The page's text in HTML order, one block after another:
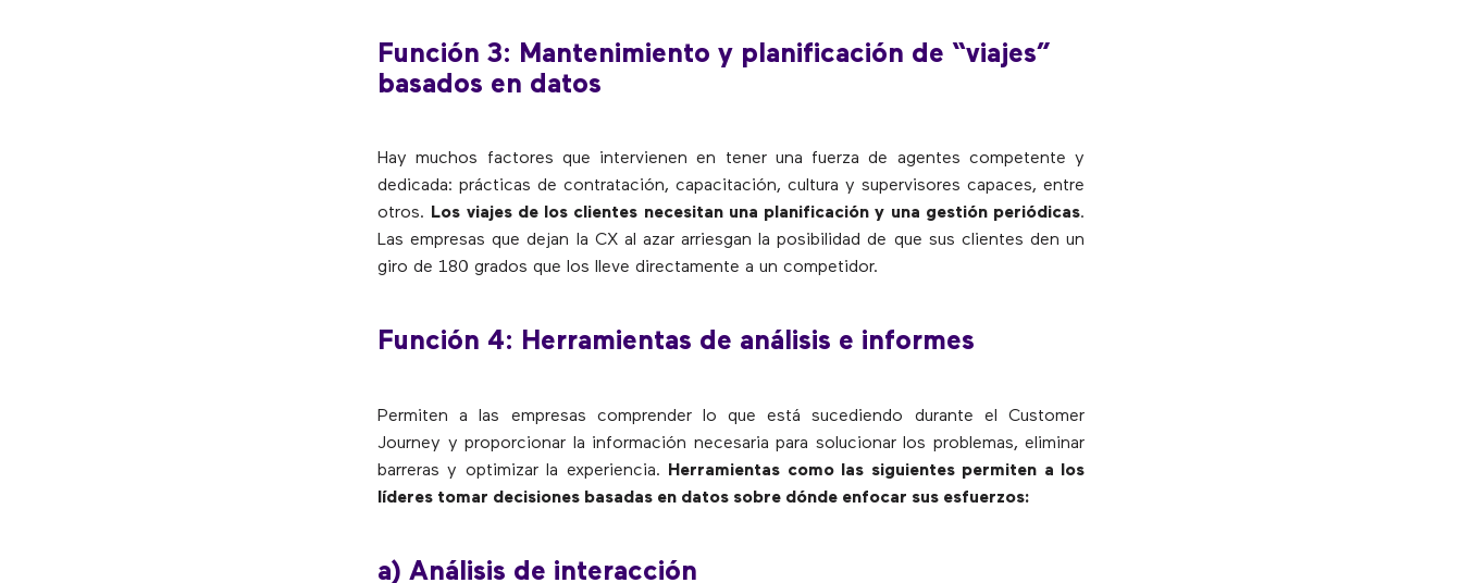
Función 3: Mantenimiento y planificación de “viajes”
basados ​​en datos
Hay muchos factores que intervienen en tener una fuerza de agentes competente y
dedicada: prácticas de contratación, capacitación, cultura y supervisores capaces, entre
otros. Los viajes de los clientes necesitan una planificación y una gestión periódicas.
Las empresas que dejan la CX al azar arriesgan la posibilidad de que sus clientes den un
giro de 180 grados que los lleve directamente a un competidor.
Función 4: Herramientas de análisis e informes
Permiten a las empresas comprender lo que está sucediendo durante el Customer
Journey y proporcionar la información necesaria para solucionar los problemas, eliminar
barreras y optimizar la experiencia.
Herramientas como las siguientes permiten a los
líderes tomar decisiones basadas en datos sobre dónde enfocar sus esfuerzos:
a) Análisis de interacción